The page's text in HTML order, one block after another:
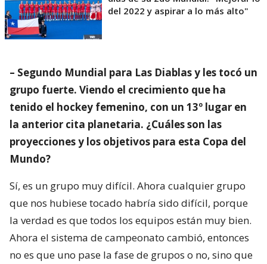
del 2022 y aspirar a lo más alto"
– Segundo Mundial para Las Diablas y les tocó un
grupo fuerte. Viendo el crecimiento que ha
tenido el hockey femenino, con un 13º lugar en
la anterior cita planetaria. ¿Cuáles son las
proyecciones y los objetivos para esta Copa del
Mundo?
Sí, es un grupo muy difícil. Ahora cualquier grupo
que nos hubiese tocado habría sido difícil, porque
la verdad es que todos los equipos están muy bien.
Ahora el sistema de campeonato cambió, entonces
no es que uno pase la fase de grupos o no, sino que